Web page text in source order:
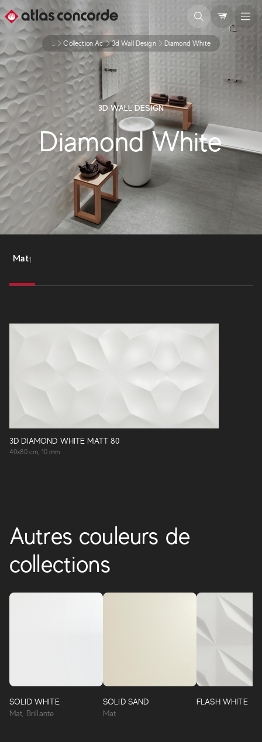
... Collection Ac 3d Wall Design Diamond White
3D WALL DESIGN
Diamond White
Mat1
3D DIAMOND WHITE MATT 80
40x80 cm, 10 mm
Autres couleurs de
collections
SOLID WHITE
Mat, Brillante
SOLID SAND
Mat
FLASH WHITE